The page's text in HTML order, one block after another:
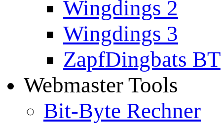
Wingdings 2
Wingdings 3
ZapfDingbats BT
Webmaster Tools
Bit-Byte Rechner